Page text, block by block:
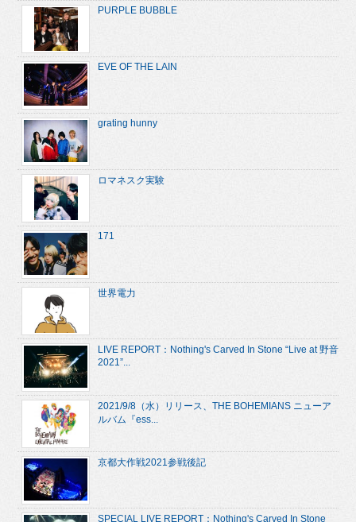
PURPLE BUBBLE
EVE OF THE LAIN
grating hunny
ロマネスク実験
171
世界電力
LIVE REPORT：Nothing's Carved In Stone “Live at 野音
2021”...
2021/9/8（水）リリース、THE BOHEMIANS ニューア
ルバム『ess...
京都大作戦2021参戦後記
SPECIAL LIVE REPORT：Nothing's Carved In Stone